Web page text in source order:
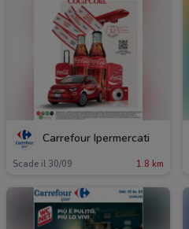
Carrefour Ipermercati
Scade il 30/09 1.8 km